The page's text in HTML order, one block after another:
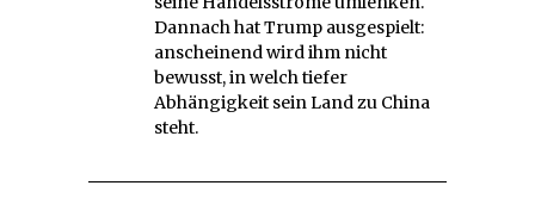
Dannach hat Trump ausgespielt:
anscheinend wird ihm nicht
bewusst, in welch tiefer
Abhängigkeit sein Land zu China
steht.